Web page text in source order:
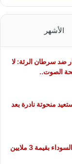
الأشهر
ضد سرطان الرئة: لا
الصوت..
إسبانيا تستعيد منحوتة نادرة بعد
ضبط عملات أجنبية بالسوق السوداء بقيمة 3 ملايين